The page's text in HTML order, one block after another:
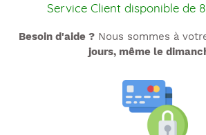
Service Client disponible de
Besoin d'aide ?Nous sommes à
jours, même le